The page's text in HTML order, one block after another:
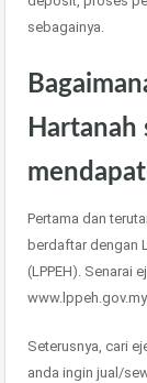
sebagainya.
Hartanah
Pertama dan
berdaftar dengan
(LPPEH). Senarai
www.lppeh.gov.my
Seterusnya, cari
anda ingin jual/